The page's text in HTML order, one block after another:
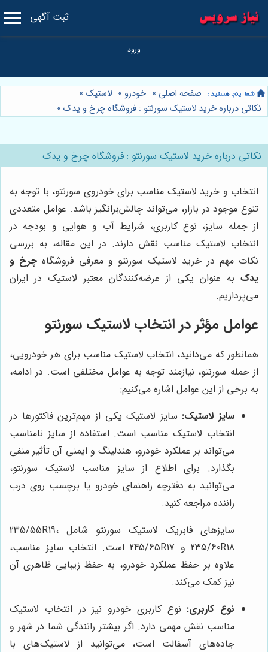
ثبت آگهی
صفحه اصلی » خودرو » لاستیک»
نکاتی درباره خرید لاستیک سورنتو : فروشگاه چرخ و یدک»
نکاتی درباره خرید لاستیک سورنتو : فروشگاه چرخ و یدک
انتخاب و خرید لاستیک مناسب برای خودروی سورنتو، با توجه به
تنوع موجود در بازار، می‌تواند چالش‌برانگیز باشد. عوامل متعددی
از جمله سایز، نوع کاربری، شرایط آب و هوایی و بودجه در
انتخاب لاستیک مناسب نقش دارند. در این مقاله، به بررسی
نکات مهم در خرید لاستیک سورنتو و معرفی فروشگاه چرخ و
یدک به عنوان یکی از عرضه‌کنندگان معتبر لاستیک در ایران
می‌پردازیم.
عوامل مؤثر در انتخاب لاستیک سورنتو
همانطور که می‌دانید، انتخاب لاستیک مناسب برای هر خودرویی،
از جمله سورنتو، نیازمند توجه به عوامل مختلفی است. در ادامه،
به برخی از این عوامل اشاره می‌کنیم:
سایز لاستیک: سایز لاستیک یکی از مهم‌ترین فاکتورها در
انتخاب لاستیک مناسب است. استفاده از سایز نامناسب
می‌تواند بر عملکرد خودرو، هندلینگ و ایمنی آن تأثیر منفی
بگذارد. برای اطلاع از سایز مناسب لاستیک سورنتو،
می‌توانید به دفترچه راهنمای خودرو یا برچسب روی درب
راننده مراجعه کنید.
سایزهای فابریک لاستیک سورنتو شامل 235/55R19،
235/60R18 و 245/65R17 است. انتخاب سایز مناسب،
علاوه بر حفظ عملکرد خودرو، به حفظ زیبایی ظاهری آن
نیز کمک می‌کند.
نوع کاربری: نوع کاربری خودرو نیز در انتخاب لاستیک
مناسب نقش مهمی دارد. اگر بیشتر رانندگی شما در شهر و
جاده‌های آسفالت است، می‌توانید از لاستیک‌های با